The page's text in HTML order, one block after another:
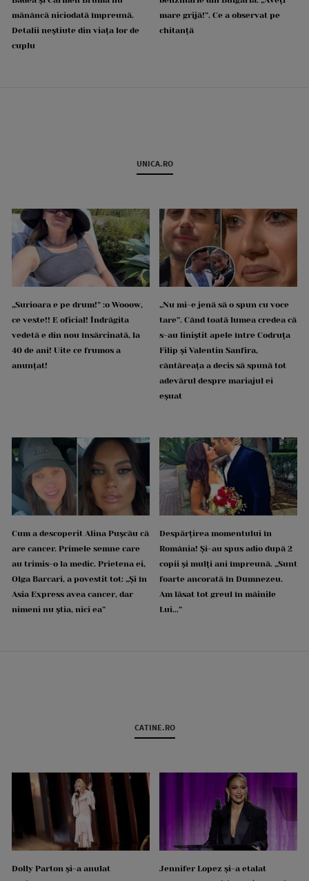
mănâncă niciodată împreună.
Detalii neștiute din viața lor de
cuplu
mare grijă!”. Ce a observat pe
chitanță
UNICA.RO
„Surioara e pe drum!” :o Wooow,
ce veste!! E oficial! Îndrăgita
vedetă e din nou însărcinată, la
40 de ani! Uite ce frumos a
anunțat!
„Nu mi-e jenă să o spun cu voce
tare”. Când toată lumea credea că
s-au liniștit apele între Codruța
Filip și Valentin Sanfira,
cântăreața a decis să spună tot
adevărul despre mariajul ei
eșuat
Cum a descoperit Alina Pușcău că
are cancer. Primele semne care
au trimis-o la medic. Prietena ei,
Olga Barcari, a povestit tot: „Și în
Asia Express avea cancer, dar
nimeni nu știa, nici ea”
Despărțirea momentului în
România! Și-au spus adio după 2
copii și mulți ani împreună. „Sunt
foarte ancorată în Dumnezeu.
Am lăsat tot greul în mâinile
Lui...”
CATINE.RO
Dolly Parton și-a anulat
Jennifer Lopez și-a etalat